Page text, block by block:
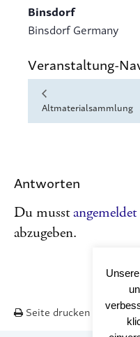
Binsdorf
BinsdorfGermany
Veranstaltung-
Altmaterialsammlung
Antworten
Du musstangemeldet
abzugeben.
Seite drucken